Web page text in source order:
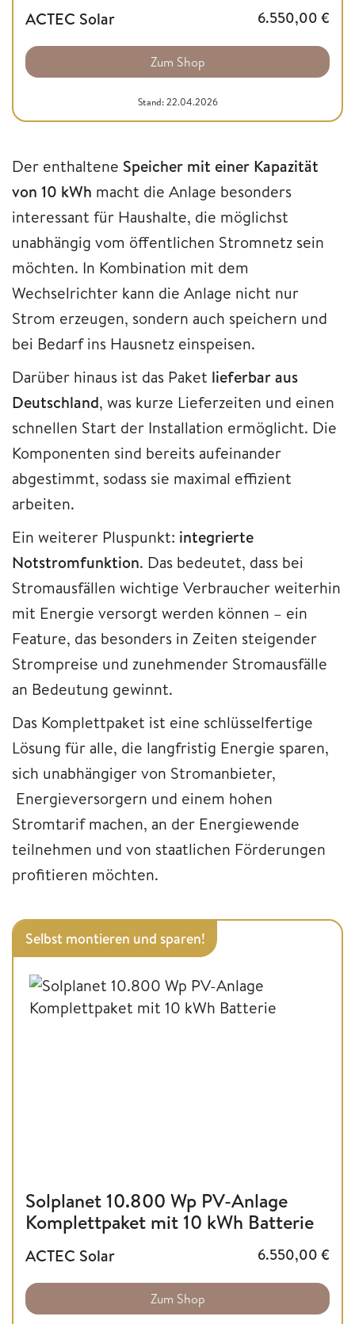
ACTEC Solar 6.550,00 €
Zum Shop
Stand: 22.04.2026
Der enthaltene Speicher mit einer Kapazität
von 10 kWh macht die Anlage besonders
interessant für Haushalte, die möglichst
unabhängig vom öffentlichen Stromnetz sein
möchten. In Kombination mit dem
Wechselrichter kann die Anlage nicht nur
Strom erzeugen, sondern auch speichern und
bei Bedarf ins Hausnetz einspeisen.
Darüber hinaus ist das Paket lieferbar aus
Deutschland, was kurze Lieferzeiten und einen
schnellen Start der Installation ermöglicht. Die
Komponenten sind bereits aufeinander
abgestimmt, sodass sie maximal effizient
arbeiten.
Ein weiterer Pluspunkt: integrierte
Notstromfunktion. Das bedeutet, dass bei
Stromausfällen wichtige Verbraucher weiterhin
mit Energie versorgt werden können – ein
Feature, das besonders in Zeiten steigender
Strompreise und zunehmender Stromausfälle
an Bedeutung gewinnt.
Das Komplettpaket ist eine schlüsselfertige
Lösung für alle, die langfristig Energie sparen,
sich unabhängiger von Stromanbieter,
Energieversorgern und einem hohen
Stromtarif machen, an der Energiewende
teilnehmen und von staatlichen Förderungen
profitieren möchten.
Selbst montieren und sparen!
Solplanet 10.800 Wp PV-Anlage
Komplettpaket mit 10 kWh Batterie
ACTEC Solar 6.550,00 €
Zum Shop